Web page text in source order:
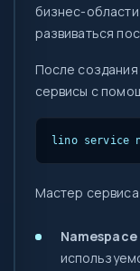
бизнес-
развиваться
После
сервисы с
lino service
Мастер